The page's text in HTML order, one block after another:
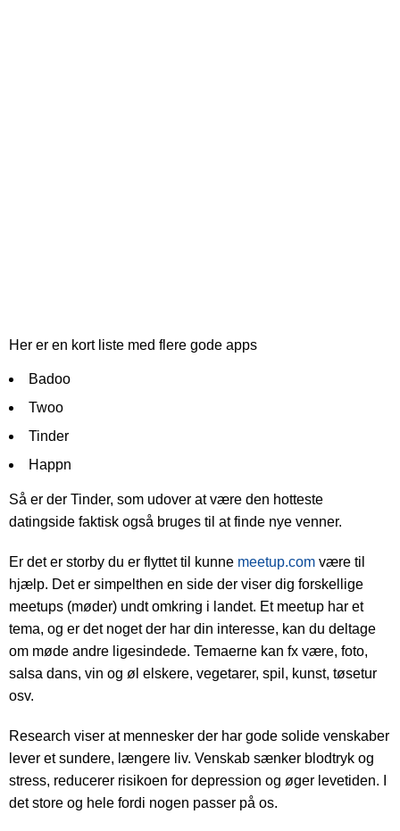
Her er en kort liste med flere gode apps
Badoo
Twoo
Tinder
Happn
Så er der Tinder, som udover at være den hotteste
datingside faktisk også bruges til at finde nye venner.
Er det er storby du er flyttet til kunne meetup.com være til
hjælp. Det er simpelthen en side der viser dig forskellige
meetups (møder) undt omkring i landet. Et meetup har et
tema, og er det noget der har din interesse, kan du deltage
om møde andre ligesindede. Temaerne kan fx være, foto,
salsa dans, vin og øl elskere, vegetarer, spil, kunst, tøsetur
osv.
Research viser at mennesker der har gode solide venskaber
lever et sundere, længere liv. Venskab sænker blodtryk og
stress, reducerer risikoen for depression og øger levetiden. I
det store og hele fordi nogen passer på os.